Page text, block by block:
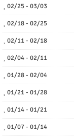
02/25 - 03/03
02/18 - 02/25
02/11 - 02/18
02/04 - 02/11
01/28 - 02/04
01/21 - 01/28
01/14 - 01/21
01/07 - 01/14